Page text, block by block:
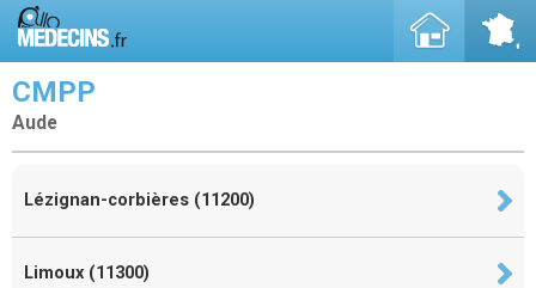
CMPP
Aude
Lézignan-corbières (11200)
Limoux (11300)